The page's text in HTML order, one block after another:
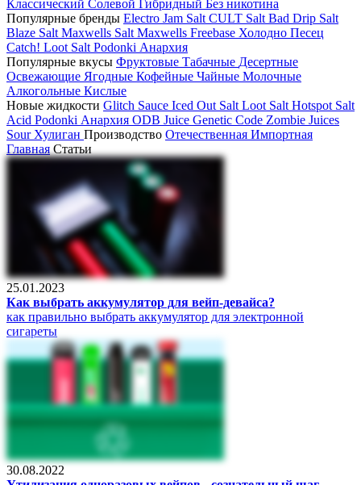
Классический Солевой Гибридный Без никотина
Популярные бренды Electro Jam Salt CULT Salt Bad Drip Salt
Blaze Salt Maxwells Salt Maxwells Freebase Холодно Песец
Catch! Loot Salt Podonki Анархия
Популярные вкусы Фруктовые Табачные Десертные
Освежающие Ягодные Кофейные Чайные Молочные
Алкогольные Кислые
Новые жидкости Glitch Sauce Iced Out Salt Loot Salt Hotspot Salt
Acid Podonki Анархия ODB Juice Genetic Code Zombie Juices
Sour Хулиган Производство Отечественная Импортная
Главная Статьи
25.01.2023
Как выбрать аккумулятор для вейп-девайса?
как правильно выбрать аккумулятор для электронной
сигареты
30.08.2022